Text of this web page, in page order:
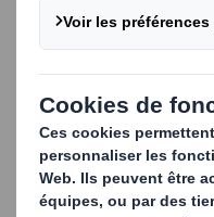
Outre les solutions «
spécialisés dans la
pour tous les types de
ou verre), flacons ou
formeuses de caisses
caisses en plusieurs
séparateurs, les
complètes « bag-in-box